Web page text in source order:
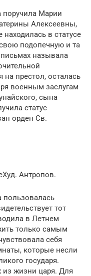
поручила Марии
Алексеевны,
в статусе
подопечную и та
называла
престол, осталась
военным заслугам
сына
статус
орден Св.
Антропов.
тот
в Летнем
только самым
себя
которые несли
государя.
из жизни царя. Для